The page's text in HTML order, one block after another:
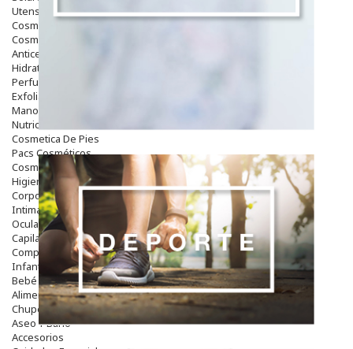
Utensilios
Cosmética Capilar
Cosmética Corporal
Anticelulíticos
Hidratantes Corporales
Perfumes Y Colonias
Exfoliantes Corporales
Manos Y Uñas
Nutricosmética
Cosmetica De Pies
Pacs Cosméticos
Cosmetica Facial Piel Sensible
Higiene
Corporal
Intima
Ocular
Capilar
Complementos
Infantil
Bebé
Alimentación Y Complementos
Chupetes Y Mordedores
Aseo Y Baño
Accesorios